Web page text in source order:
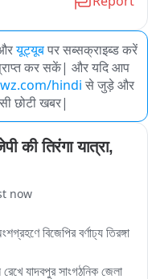
यूट्यूबपर सब्सक्राइब्ड करें
कर सकें| और यदि आप
hindi से जुड़े और
छोटी खबर|
की तिरंगा यात्रा,
now
যাদবপুর সাংগঠনিক জেলা